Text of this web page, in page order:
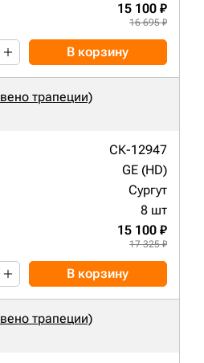
15 100 ₽
16 695 ₽
В корзину
трапеции)
СК-12947
GE (HD)
Сургут
8 шт
15 100 ₽
17 325 ₽
В корзину
трапеции)